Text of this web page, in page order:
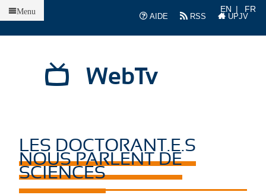
AIDE
RSS UPJV
EN FR
WebTv
Menu
LES DOCTORANT.E.S
NOUS PARLENT DE
SCIENCES